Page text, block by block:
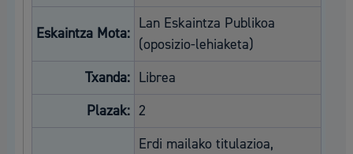
Eskaintza Mota:
Lan Eskaintza Publikoa
(oposizio-lehiaketa)
Txanda: Librea
Plazak: 2
Erdi mailako titulazioa,